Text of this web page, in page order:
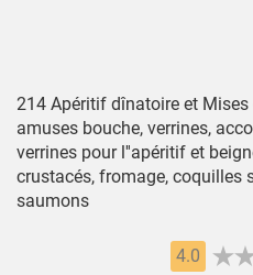
214 Apéritif dînatoire et
amuses bouche, verrines,
verrines pour l''apéritif et
crustacés, fromage, coquilles
saumons
4.0